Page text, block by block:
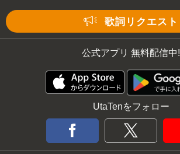
歌詞リクエスト
公式アプリ 無料配信中!
UtaTenをフォロー